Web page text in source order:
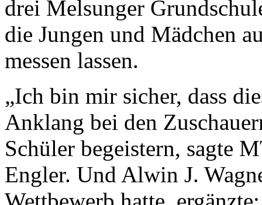
drei Melsunger
die Jungen und Mädchen
messen lassen.
„Ich bin mir sicher, dass
Anklang bei den
Schüler begeistern, sagte
Engler. Und Alwin J.